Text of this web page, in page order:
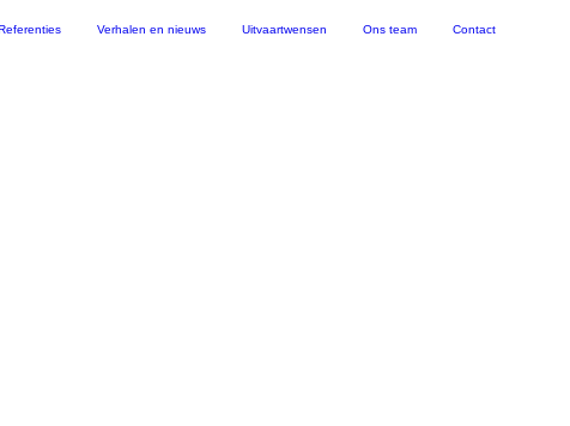
Verhalen en nieuws Uitvaartwensen Ons team Contact